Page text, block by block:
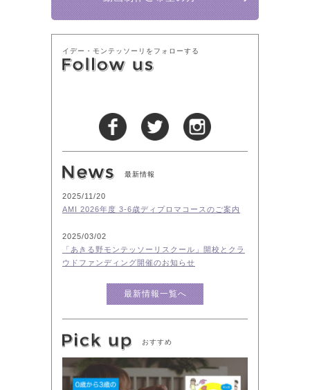
イデー・モンテッソーリをフォローする
最新情報
2025/11/20
AMI 2026年度 3-6歳ディプロマコースのご案内
2025/03/02
「あきる野モンテッソーリスクール」開校とクラ
ウドファンディング開催のお知らせ
最新情報一覧へ
おすすめ